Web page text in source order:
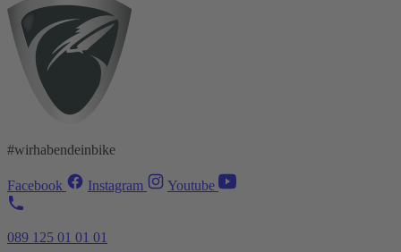
#wirhabendeinbike
Facebook Instagram Youtube
089 125 01 01 01